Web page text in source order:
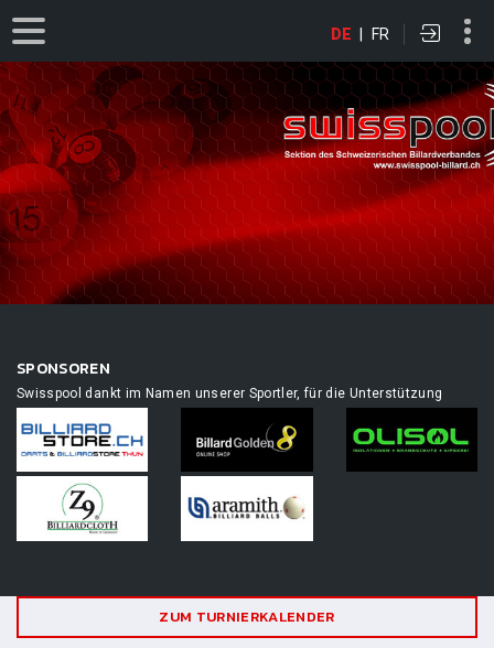
DE | FR
SPONSOREN
Swisspool dankt im Namen unserer Sportler, für die Unterstützung
ZUM TURNIERKALENDER